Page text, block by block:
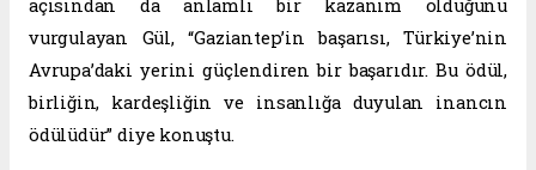
açısından da anlamlı bir kazanım olduğunu
vurgulayan Gül, “Gaziantep’in başarısı, Türkiye’nin
Avrupa’daki yerini güçlendiren bir başarıdır. Bu ödül,
birliğin, kardeşliğin ve insanlığa duyulan inancın
ödülüdür” diye konuştu.